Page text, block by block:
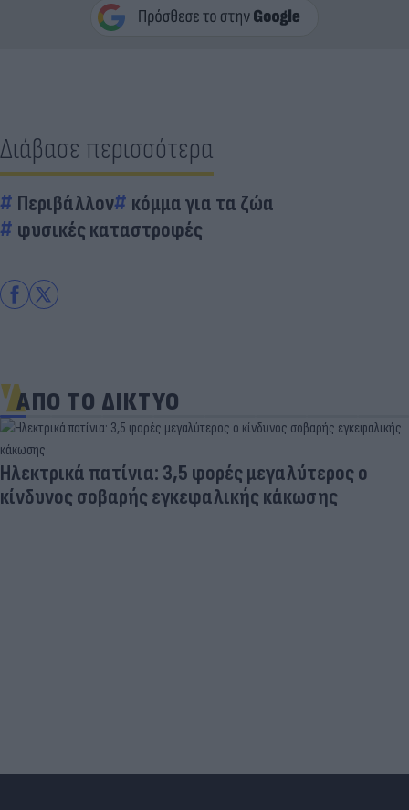
Διάβασε περισσότερα
Περιβάλλον
κόμμα για τα ζώα
φυσικές καταστροφές
ΑΠΟ ΤΟ ΔΙΚΤΥΟ
Ηλεκτρικά πατίνια: 3,5 φορές μεγαλύτερος ο
κίνδυνος σοβαρής εγκεφαλικής κάκωσης